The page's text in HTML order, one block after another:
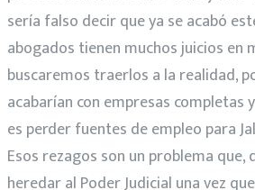
sería falso decir que ya se acabó
abogados tienen muchos juicios en
buscaremos traerlos a la realidad,
acabarían con empresas completas
es perder fuentes de empleo para
Esos rezagos son un problema que,
heredar al Poder Judicial una vez